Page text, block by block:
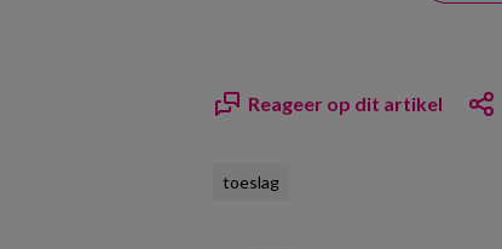
Reageer op dit artikel
toeslag